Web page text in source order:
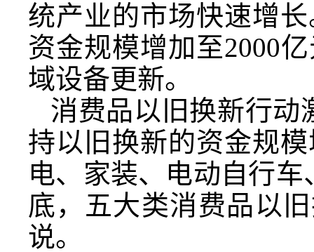
统产业的市场快速增
资金规模增加至2000
域设备更新。
消费品以旧换新行动
持以旧换新的资金规
电、家装、电动自行
底，五大类消费品以
说。